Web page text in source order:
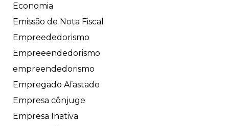
Economia
Emissão de Nota Fiscal
Empreededorismo
Empreeendedorismo
empreendedorismo
Empregado Afastado
Empresa cônjuge
Empresa Inativa